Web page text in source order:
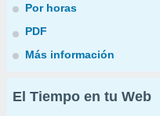
Por horas
PDF
Más información
El Tiempo en tu Web